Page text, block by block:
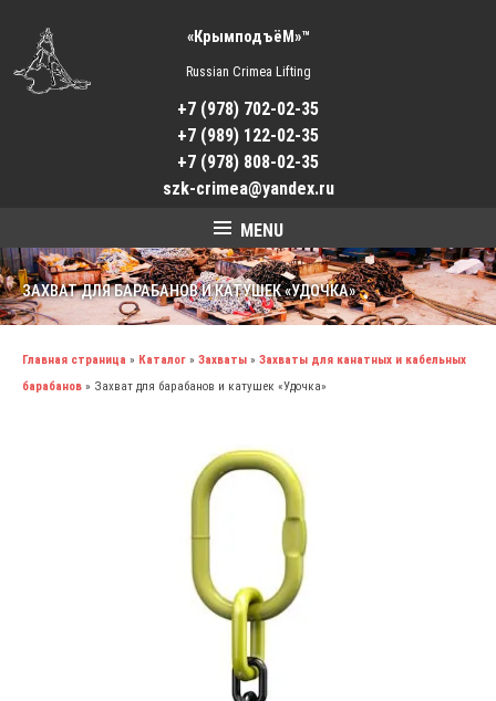
«КрымподъёМ»™
Russian Crimea Lifting
+7 (978) 702-02-35
+7 (989) 122-02-35
+7 (978) 808-02-35
szk-crimea@yandex.ru
MENU
ЗАХВАТ ДЛЯ БАРАБАНОВ И КАТУШЕК «УДОЧКА»
Главная страница » Каталог » Захваты » Захваты для канатных и кабельных
барабанов » Захват для барабанов и катушек «Удочка»